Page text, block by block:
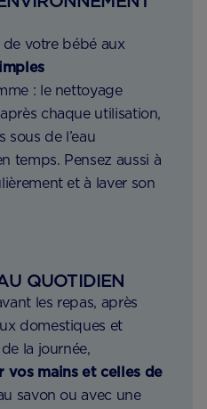
de votre bébé aux
: le nettoyage
chaque utilisation,
sous de l’eau
temps. Pensez aussi à
et à laver son
QUOTIDIEN
les repas, après
domestiques et
la journée,
vos mains et celles de
savon ou avec une